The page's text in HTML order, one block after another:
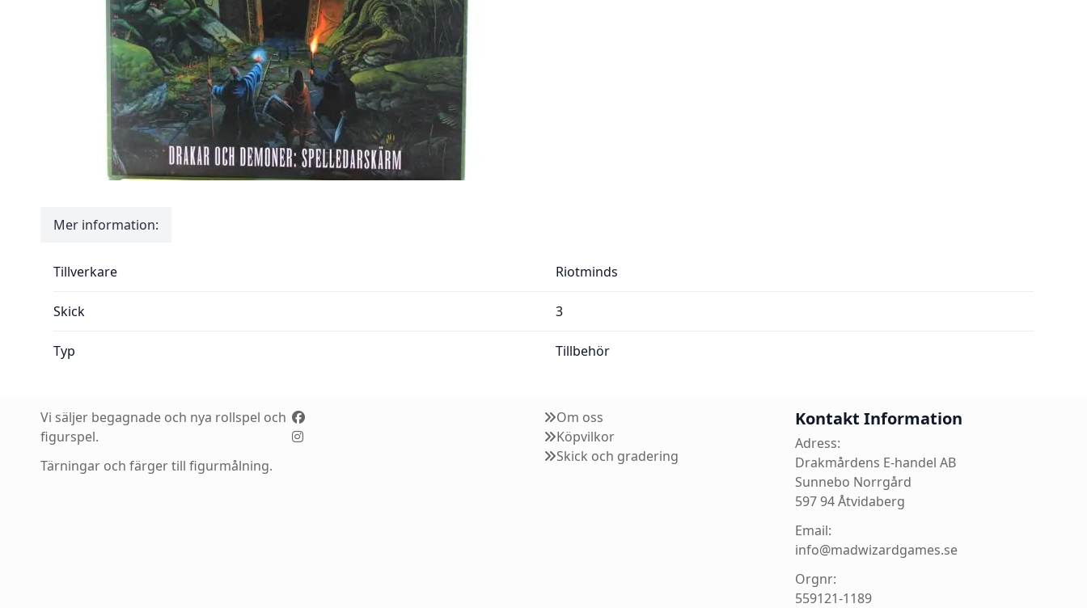
Mer information:
Tillverkare Riotminds
Skick 3
Typ Tillbehör
Vi säljer begagnade och nya rollspel och
figurspel.
Tärningar och färger till figurmålning.
Om oss
Köpvilkor
Skick och gradering
Kontakt Information
Adress:
Drakmårdens E-handel AB
Sunnebo Norrgård
597 94 Åtvidaberg
Email:
info@madwizardgames.se
Orgnr:
559121-1189